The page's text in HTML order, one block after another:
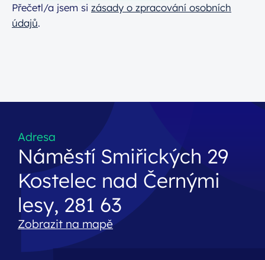
Přečetl/a jsem si zásady o zpracování osobních
údajů.
Adresa
Náměstí Smiřických 29
Kostelec nad Černými
lesy, 281 63
Zobrazit na mapě